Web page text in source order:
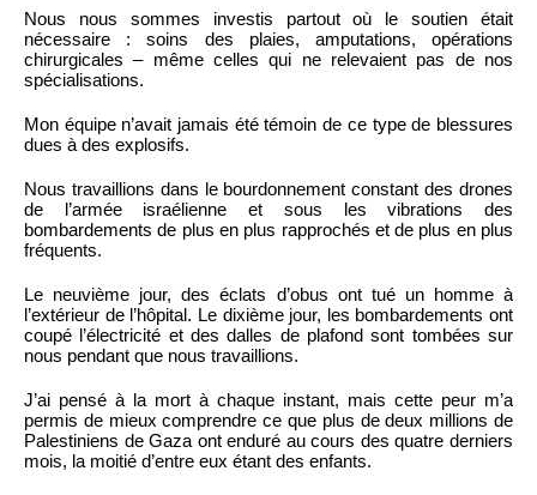
Nous nous sommes investis partout où le soutien était
nécessaire : soins des plaies, amputations, opérations
chirurgicales – même celles qui ne relevaient pas de nos
spécialisations.
Mon équipe n’avait jamais été témoin de ce type de blessures
dues à des explosifs.
Nous travaillions dans le bourdonnement constant des drones
de l’armée israélienne et sous les vibrations des
bombardements de plus en plus rapprochés et de plus en plus
fréquents.
Le neuvième jour, des éclats d’obus ont tué un homme à
l’extérieur de l’hôpital. Le dixième jour, les bombardements ont
coupé l’électricité et des dalles de plafond sont tombées sur
nous pendant que nous travaillions.
J’ai pensé à la mort à chaque instant, mais cette peur m’a
permis de mieux comprendre ce que plus de deux millions de
Palestiniens de Gaza ont enduré au cours des quatre derniers
mois, la moitié d’entre eux étant des enfants.